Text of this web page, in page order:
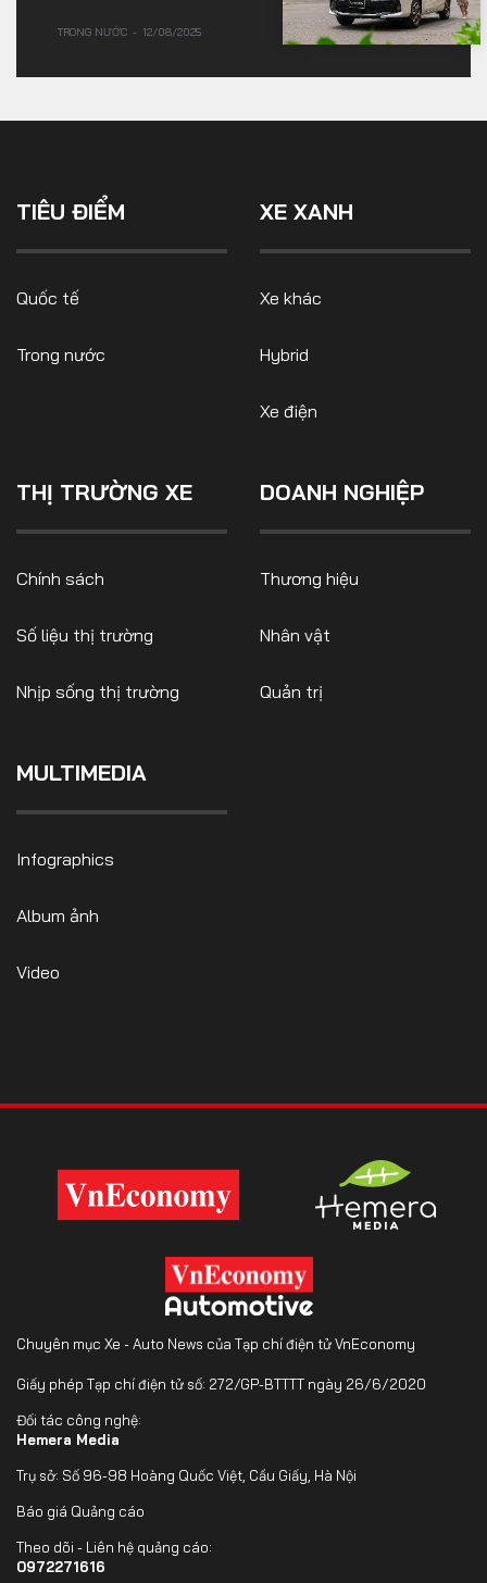
TRONG NƯỚC 12/08/2025
TIÊU ĐIỂM
Quốc tế
Trong nước
XE XANH
Xe khác
Hybrid
Xe điện
THỊ TRƯỜNG XE
Chính sách
Số liệu thị trường
Nhịp sống thị trường
DOANH NGHIỆP
Thương hiệu
Nhân vật
Quản trị
MULTIMEDIA
Infographics
Album ảnh
Video
Chuyên mục Xe - Auto News của Tạp chí điện tử VnEconomy
Giấy phép Tạp chí điện tử số: 272/GP-BTTTT ngày 26/6/2020
Đối tác công nghệ:
Hemera Media
Trụ sở: Số 96-98 Hoàng Quốc Việt, Cầu Giấy, Hà Nội
Báo giá Quảng cáo
Theo dõi - Liên hệ quảng cáo:
0972271616